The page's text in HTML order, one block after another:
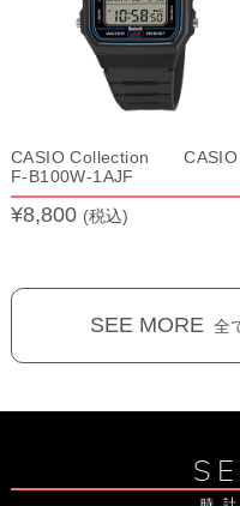
CASIO Collection CASIO
F-B100W-1AJF
¥8,800 (税込)
SEE MORE 全